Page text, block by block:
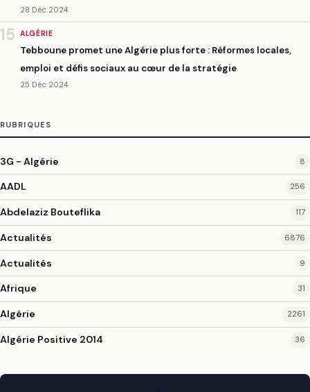
28 Déc 2024
15 ALGÉRIE
Tebboune promet une Algérie plus forte : Réformes locales,
emploi et défis sociaux au cœur de la stratégie
25 Déc 2024
RUBRIQUES
3G - Algérie 8
AADL 256
Abdelaziz Bouteflika 117
Actualités 6876
Actualités 9
Afrique 31
Algérie 2261
Algérie Positive 2014 36